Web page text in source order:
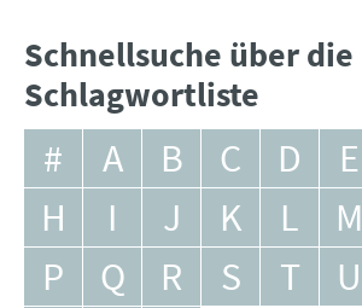
Schnellsuche über die
Schlagwortliste
# A B C D E
H
I J K L M
P
Q R S T U